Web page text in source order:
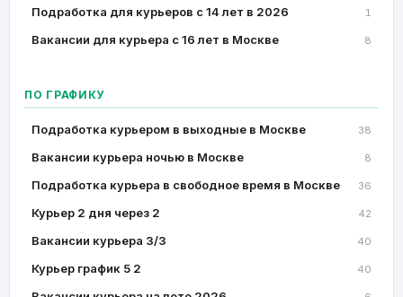
Подработка для курьеров с 14 лет в 2026 1
Вакансии для курьера с 16 лет в Москве 8
ПО ГРАФИКУ
Подработка курьером в выходные в Москве 38
Вакансии курьера ночью в Москве 8
Подработка курьера в свободное время в Москве 36
Курьер 2 дня через 2 42
Вакансии курьера 3/3 40
Курьер график 5 2 40